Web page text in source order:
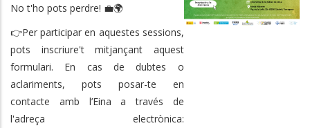
No t'ho pots perdre! 💼🌍
👉Per participar en aquestes sessions,
pots inscriure't mitjançant aquest
formulari. En cas de dubtes o
aclariments, pots posar-te en
contacte amb l’Eina a través de
l'adreça electrònica: